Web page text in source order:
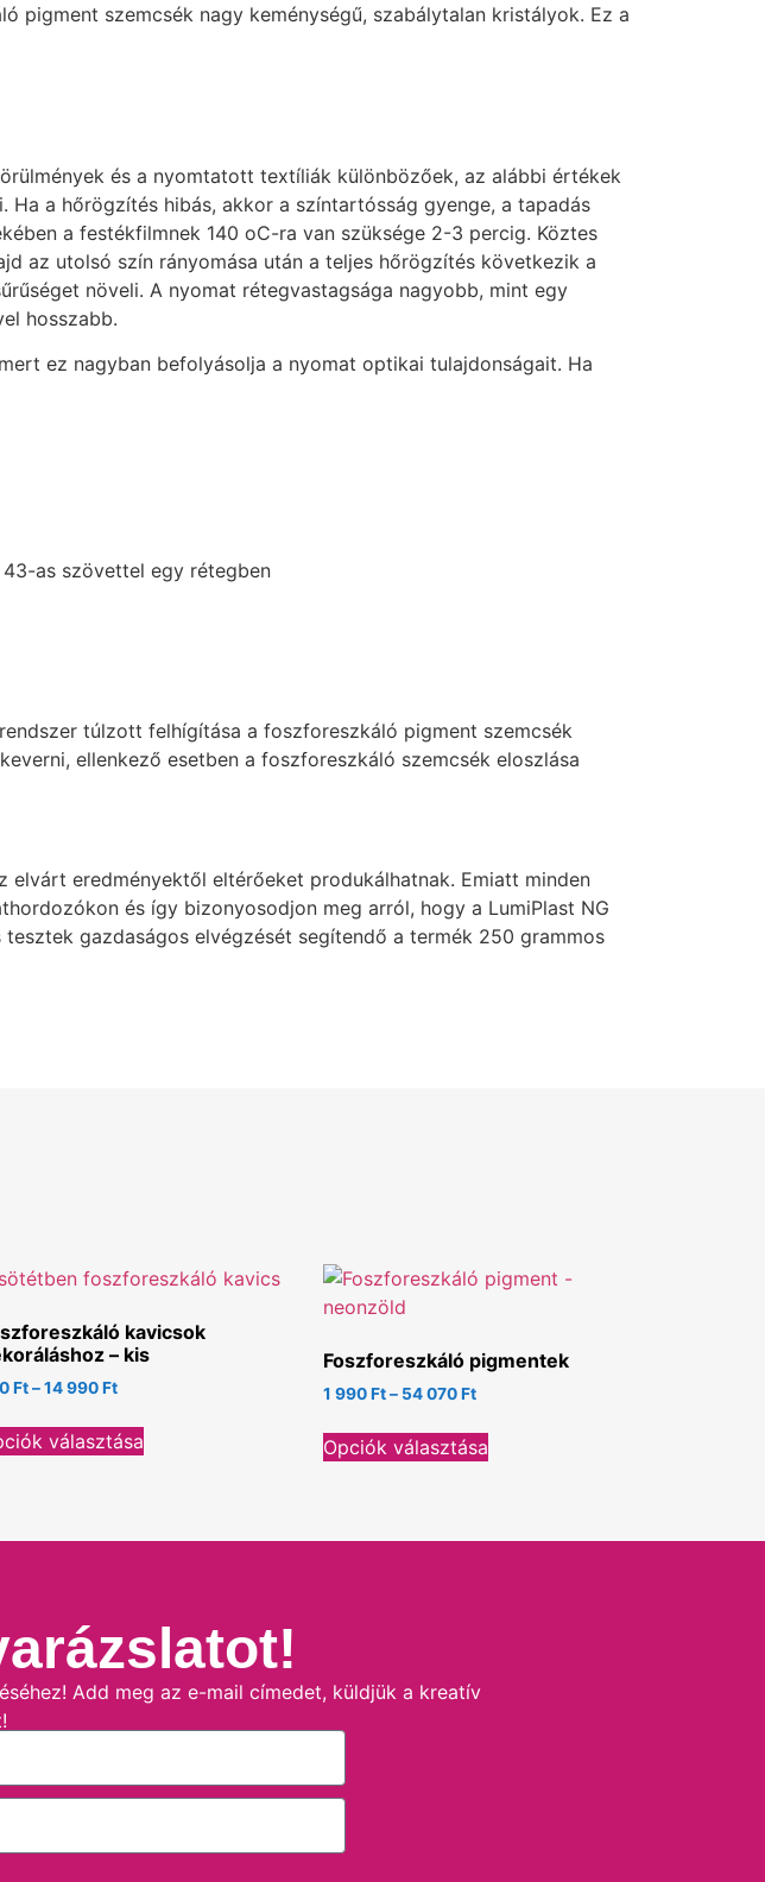
pigment szemcsék nagy keménységű, szabálytalan kristályok. Ez a
és a nyomtatott textíliák különbözőek, az alábbi értékek
a hőrögzítés hibás, akkor a színtartósság gyenge, a tapadás
a festékfilmnek 140 oC-ra van szüksége 2-3 percig. Köztes
az utolsó szín rányomása után a teljes hőrögzítés következik a
növeli. A nyomat rétegvastagsága nagyobb, mint egy
hosszabb.
ez nagyban befolyásolja a nyomat optikai tulajdonságait. Ha
as szövettel egy rétegben
túlzott felhígítása a foszforeszkáló pigment szemcsék
ellenkező esetben a foszforeszkáló szemcsék eloszlása
eredményektől eltérőeket produkálhatnak. Emiatt minden
és így bizonyosodjon meg arról, hogy a LumiPlast NG
gazdaságos elvégzését segítendő a termék 250 grammos
kavicsok
– kis
Ft–14 990Ft
választása
Foszforeszkáló pigmentek
1 990Ft– 54 070Ft
Opciók választása
Add meg az e-mail címedet, küldjük a kreatív